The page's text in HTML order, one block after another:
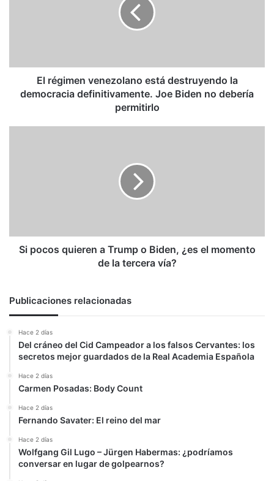
Joe
El régimen venezolano está destruyendo la
democracia definitivamente. Joe Biden no debería
permitirlo
el
momento
vía?
Si pocos quieren a Trump o Biden, ¿es el momento
de la tercera vía?
Publicaciones relacionadas
Hace 2 días
Del cráneo del Cid Campeador a los falsos Cervantes: los
secretos mejor guardados de la Real Academia Española
Hace 2 días
Carmen Posadas: Body Count
Hace 2 días
Fernando Savater: El reino del mar
Hace 2 días
Wolfgang Gil Lugo – Jürgen Habermas: ¿podríamos
conversar en lugar de golpearnos?